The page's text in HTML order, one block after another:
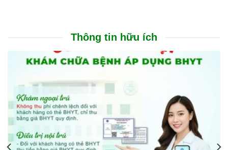
Thông tin hữu ích